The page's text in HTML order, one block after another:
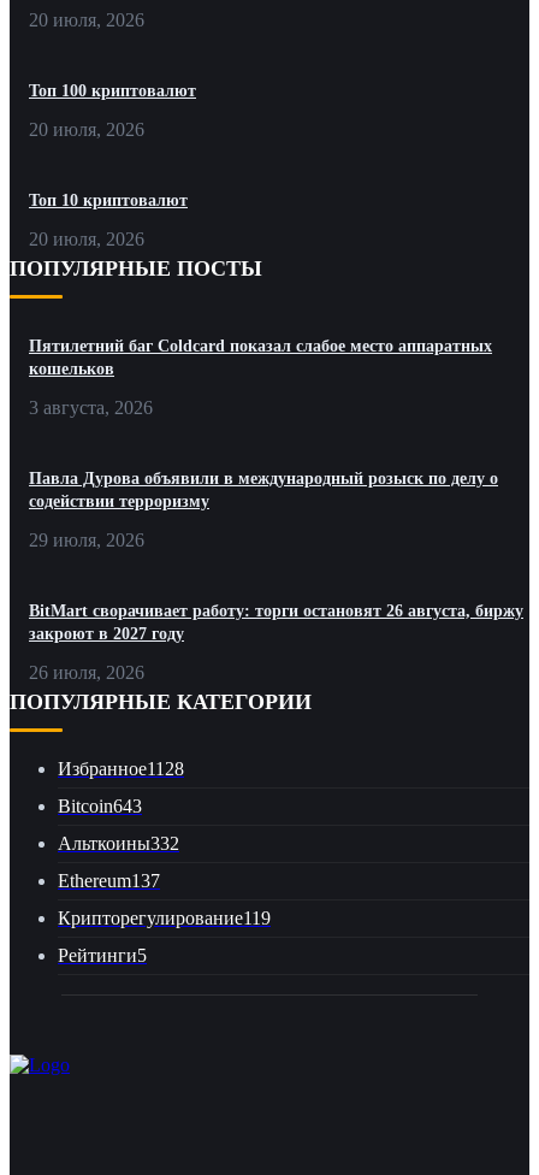
20 июля, 2026
Топ 100 криптовалют
20 июля, 2026
Топ 10 криптовалют
20 июля, 2026
ПОПУЛЯРНЫЕ ПОСТЫ
Пятилетний баг Coldcard показал слабое место аппаратных
кошельков
3 августа, 2026
Павла Дурова объявили в международный розыск по делу о
содействии терроризму
29 июля, 2026
BitMart сворачивает работу: торги остановят 26 августа, биржу
закроют в 2027 году
26 июля, 2026
ПОПУЛЯРНЫЕ КАТЕГОРИИ
Избранное1128
Bitcoin643
Альткоины332
Ethereum137
Крипторегулирование119
Рейтинги5